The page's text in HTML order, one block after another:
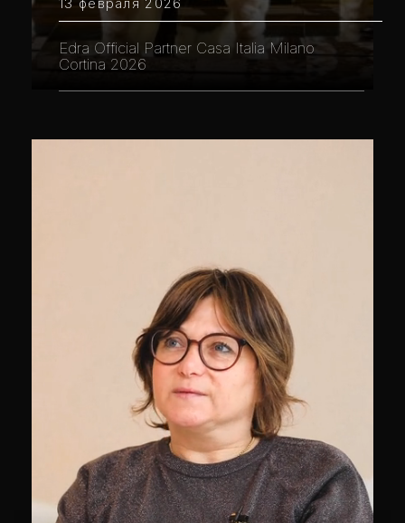
13 февраля 2026
Edra Official Partner Casa Italia Milano
Cortina 2026